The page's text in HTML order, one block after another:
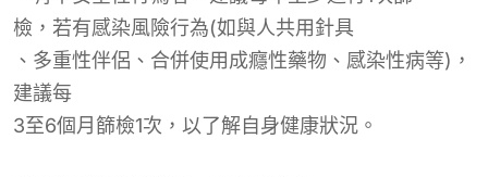
檢，若有感染風險行為(如與人共用針具
、多重性伴侶、合併使用成癮性藥物、感染性病等)，
建議每
3至6個月篩檢1次，以了解自身健康狀況。